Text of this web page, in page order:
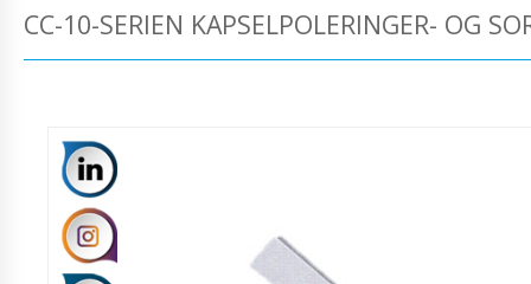
CC-10-SERIEN KAPSELPOLERINGER- OG